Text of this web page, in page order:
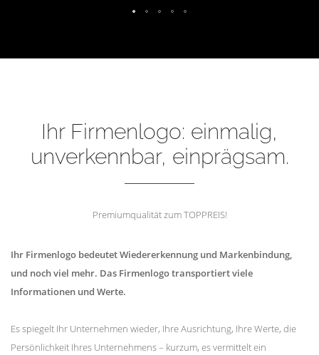
Ihr Firmenlogo: einmalig,
unverkennbar, einprägsam.
Premiumqualität zum TOPPREIS!
Ihr Firmenlogo bedeutet Wiedererkennung und Markenbindung,
und noch viel mehr. Das Firmenlogo transportiert viele
Informationen und Werte.
Es spiegelt Ihr Unternehmen wieder, Ihre Ausrichtung, Ihre Werte, die
Persönlichkeit Ihres Unternehmens – kurzum, es vermittelt ein